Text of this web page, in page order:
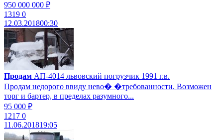
950 000 000 ₽
1319 0
12.03.201800:30
Продам АП-4014 львовский погрузчик 1991 г.в.
Продам недорого ввиду нево� �требованности. Возможен
торг и бартер, в пределах разумного...
95 000 ₽
1217 0
11.06.201819:05